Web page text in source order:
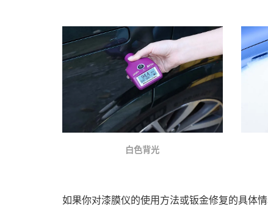
白色背光
如果你对漆膜仪的使用方法或钣金修复的具体